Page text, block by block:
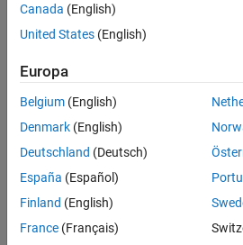
Canada (English)
United States (English)
Europa
Belgium (English)
Denmark (English)
Deutschland (Deutsch)
España (Español)
Finland (English)
France (Français)
Centro de confianza
Marcas
Política de privacidad
Antipiratería
Información de contacto
© 1994-2026 The MathWorks, Inc.